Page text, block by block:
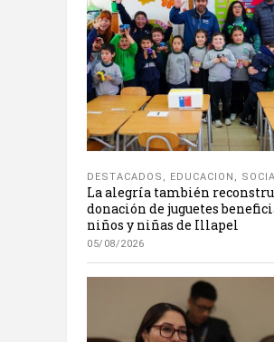
DESTACADOS , EDUCACION ,
La alegría también
donación de juguetes
niños y niñas de Illapel
05/08/2026